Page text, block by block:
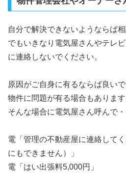
自分で解決できないようならば相
でもいきなり電気屋さんやテレ
に連絡しないでください。
原因がご自身に有るならば良い
物件に問題が有る場合もあります
そんな場合に電気屋さん呼んで・
電「管理の不動産屋に連絡して
にもできません）」
電「はい出張料5,000円」